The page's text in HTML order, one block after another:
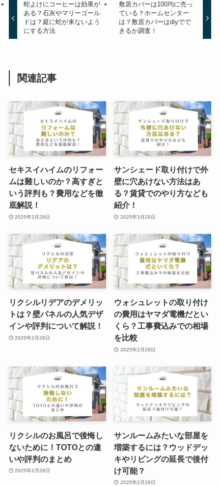
蛇よけにコーヒーは効果が
ある？石灰やマリーゴール
ドは？庭に蛇が来ないよう
にする方法
敷居カバーは100均に売っ
ている？ホームセンター
は？敷居カバーはdiyでで
きるか調査！
関連記事
セキスイハイムのリフォー
ムは難しいのか？高すぎと
いう評判も？費用などを徹
底解説！
2025年3月29日
サンシェード取り付けで外
壁に穴あけない方法はあ
る？賃貸でのやり方なども
紹介！
2025年3月29日
リクシルリデアのデメリッ
トは？壁パネルの人気デザ
インや評判について解説！
2025年2月28日
ウォシュレットの取り付け
の費用はヤマダ電機だとい
くら？工事費込みでの相場
を比較
2025年2月28日
リクシルのお風呂で後悔し
ないために！TOTOとの違
いや評判のまとめ
2025年2月28日
サンルームみたいな部屋を
増築するには？ウッドデッ
キやリビングの延長で後付
け可能？
2025年2月28日